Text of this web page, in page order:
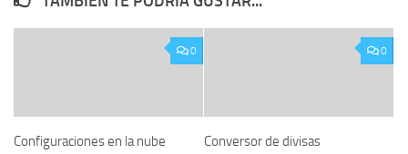
0
Configuraciones en la nube
0
Conversor de divisas